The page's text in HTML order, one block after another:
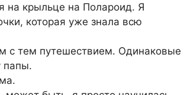
на крыльце на Полароид. Я
которая уже знала всю
с тем путешествием. Одинаковые
папы.